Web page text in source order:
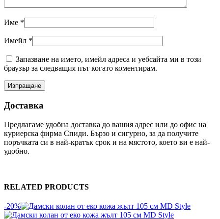
Име *
Имейл *
Запазване на името, имейл адреса и уебсайта ми в този
браузър за следващия път когато коментирам.
Доставка
Предлагаме удобна доставка до вашия адрес или до офис на
куриерска фирма Спиди. Бързо и сигурно, за да получите
поръчката си в най-кратък срок и на мястото, което ви е най-
удобно.
RELATED PRODUCTS
-20%